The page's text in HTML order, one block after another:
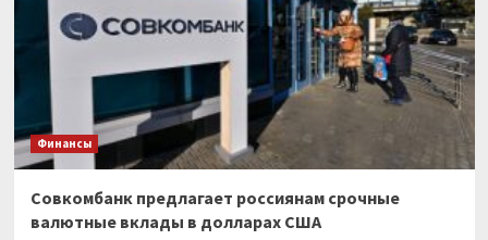
высвободилась
из-
Финансы
Совкомбанк предлагает россиянам срочные
валютные вклады в долларах США